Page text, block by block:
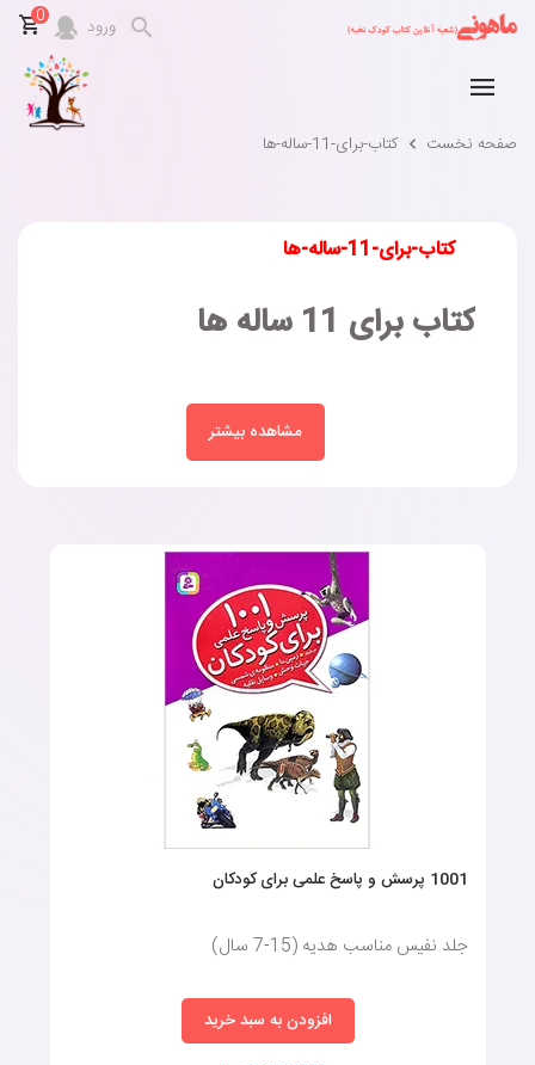
ورود 0
صفحه نخست کتاب-برای-11-ساله-ها
کتاب-برای-11-ساله-ها
کتاب برای 11 ساله ها
مشاهده بیشتر
1001 پرسش و پاسخ علمی برای کودکان
جلد نفیس مناسب هدیه (15-7 سال)
افزودن به سبد خرید